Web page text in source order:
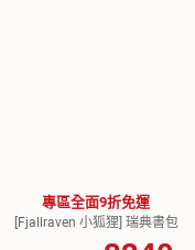
專區全面9折免運
[Fjallraven 小狐狸] 瑞典書包